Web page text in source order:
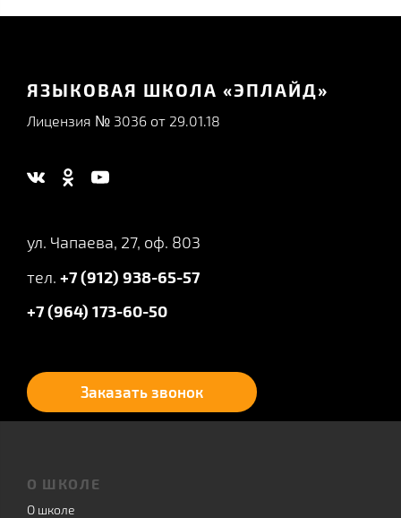
ЯЗЫКОВАЯ ШКОЛА «ЭПЛАЙД»
Лицензия № 3036 от 29.01.18
ул. Чапаева, 27, оф. 803
тел. +7 (912) 938-65-57
+7 (964) 173-60-50
Заказать звонок
О ШКОЛЕ
О школе